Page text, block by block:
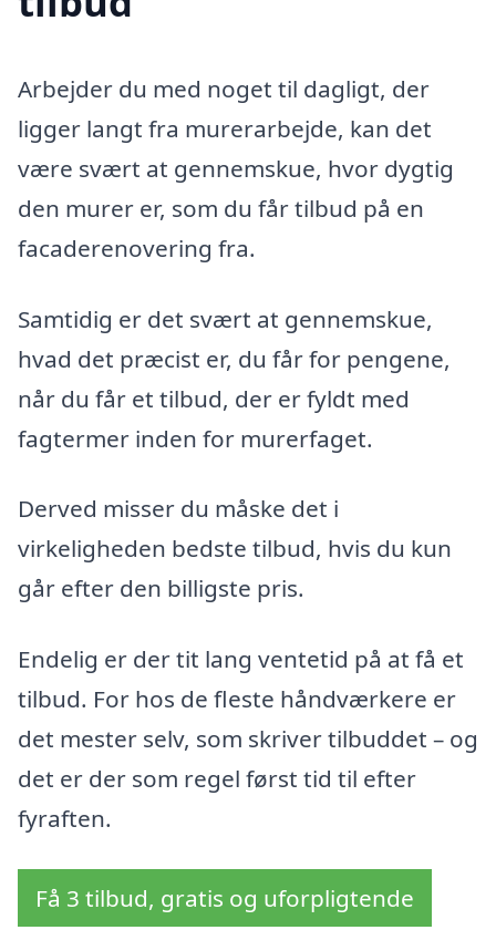
Arbejder du med noget til dagligt, der
ligger langt fra murerarbejde, kan det
være svært at gennemskue, hvor dygtig
den murer er, som du får tilbud på en
facaderenovering fra.
Samtidig er det svært at gennemskue,
hvad det præcist er, du får for pengene,
når du får et tilbud, der er fyldt med
fagtermer inden for murerfaget.
Derved misser du måske det i
virkeligheden bedste tilbud, hvis du kun
går efter den billigste pris.
Endelig er der tit lang ventetid på at få et
tilbud. For hos de fleste håndværkere er
det mester selv, som skriver tilbuddet – og
det er der som regel først tid til efter
fyraften.
Få 3 tilbud, gratis og uforpligtende